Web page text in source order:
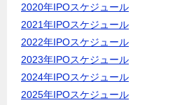
2020年IPOスケジュール
2021年IPOスケジュール
2022年IPOスケジュール
2023年IPOスケジュール
2024年IPOスケジュール
2025年IPOスケジュール